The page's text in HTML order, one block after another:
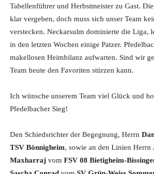
Tabellenführer und Herbstmeister zu Gast.
klar vergeben, doch muss sich unser Team
verstecken. Neckarsulm dominierte die Liga,
in den letzten Wochen einige Patzer.
makellosen Heimbilanz aufwarten. Sind wir
Team heute den Favoriten stürzen kann.
Ich wünsche unserem Team viel Glück und
Pfedelbacher Sieg!
Den Schiedsrichter der Begegnung, Herrn
TSV Bönnigheim, sowie an den Linien Herrn
Maxharraj vom FSV 08 Bietigheim-